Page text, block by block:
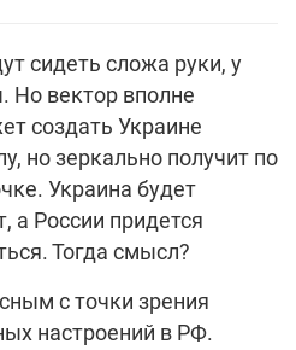
сидеть сложа руки, у
Но вектор вполне
создать Украине
но зеркально получит по
Украина будет
а России придется
Тогда смысл?
с точки зрения
настроений в РФ.